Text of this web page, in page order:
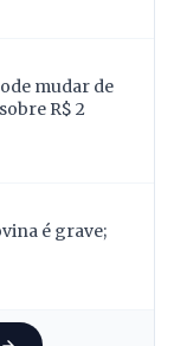
mudar de
R$ 2
é grave;